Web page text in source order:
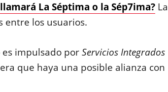
La Séptima o la Sép7ima?La
entre los usuarios.
impulsado porServicios Integrados
que haya una posible alianza con